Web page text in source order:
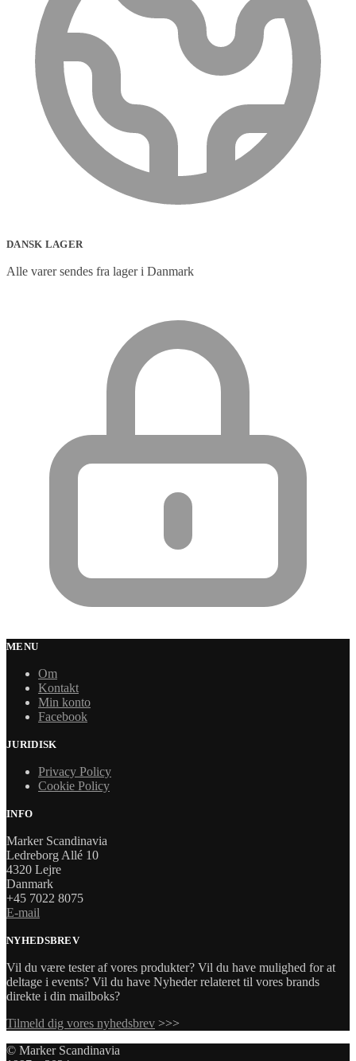
DANSK LAGER
Alle varer sendes fra lager i Danmark
MENU
Om
Kontakt
Min konto
Facebook
JURIDISK
Privacy Policy
Cookie Policy
INFO
Marker Scandinavia
Ledreborg Allé 10
4320 Lejre
Danmark
+45 7022 8075
E-mail
NYHEDSBREV
Vil du være tester af vores produkter? Vil du have mulighed for at
deltage i events? Vil du have Nyheder relateret til vores brands
direkte i din mailboks?
Tilmeld dig vores nyhedsbrev >>>
© Marker Scandinavia